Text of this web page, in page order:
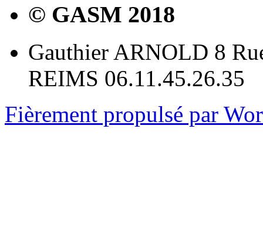
© GASM 2018
Gauthier ARNOLD 8
REIMS 06.11.45.26.35
Fièrement propulsé par